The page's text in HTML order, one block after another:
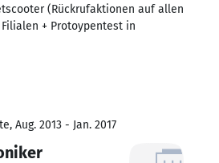
(Rückrufaktionen auf allen
+ Protoypentest in
Aug. 2013 - Jan. 2017